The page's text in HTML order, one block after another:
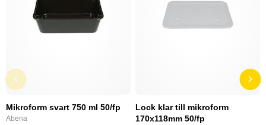
Mikroform svart 750 ml 50/fp
Abena
Lock klar till mikroform
170x118mm 50/fp